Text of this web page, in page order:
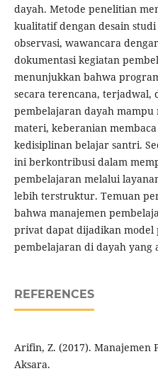
dayah. Metode penelitian
kualitatif dengan desain
observasi, wawancara
dokumentasi kegiatan
menunjukkan bahwa
secara terencana, terjadwal,
pembelajaran dayah
materi, keberanian
kedisiplinan belajar santri.
ini berkontribusi dalam
pembelajaran melalui
lebih terstruktur. Temuan
bahwa manajemen
privat dapat dijadikan model
pembelajaran di dayah
REFERENCES
Arifin, Z. (2017). Manajemen
Aksara.